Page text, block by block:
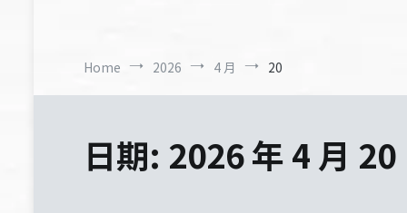
Home 2026 4 月 20
日期: 2026 年 4 月 20